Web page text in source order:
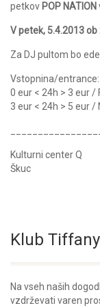
petkov POP NATION
V petek, 5.4.2013 ob
Za DJ pultom bo
Vstopnina/entrance:
0 eur < 24h > 3 eur /
3 eur < 24h > 5 eur
Kulturni center Q
Škuc
Klub
Na vseh naših
vzdrževati varen